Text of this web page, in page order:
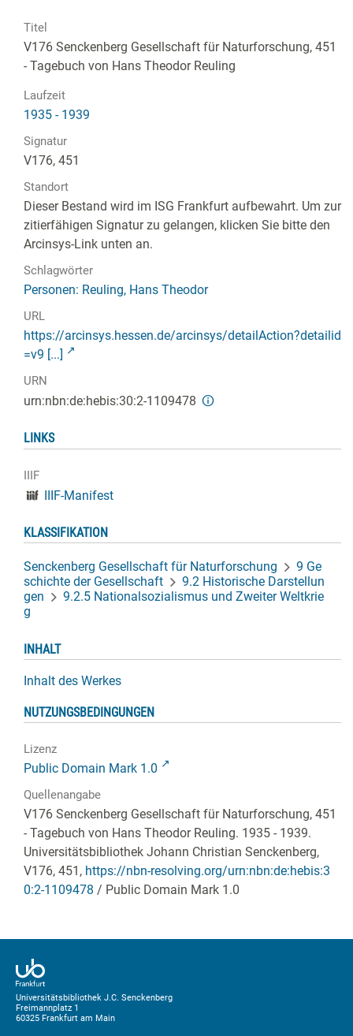
Titel
V176 Senckenberg Gesellschaft für Naturforschung, 451
- Tagebuch von Hans Theodor Reuling
Laufzeit
1935 - 1939
Signatur
V176, 451
Standort
Dieser Bestand wird im ISG Frankfurt aufbewahrt. Um zur
zitierfähigen Signatur zu gelangen, klicken Sie bitte den
Arcinsys-Link unten an.
Schlagwörter
Personen: Reuling, Hans Theodor
URL
https://arcinsys.hessen.de/arcinsys/detailAction?detailid
=v9 [...]
URN
urn:nbn:de:hebis:30:2-1109478
LINKS
IIIF
IIIF-Manifest
KLASSIFIKATION
Senckenberg Gesellschaft für Naturforschung
9 Ge
schichte der Gesellschaft
9.2 Historische Darstellun
gen
9.2.5 Nationalsozialismus und Zweiter Weltkrie
g
INHALT
Inhalt des Werkes
NUTZUNGSBEDINGUNGEN
Lizenz
Public Domain Mark 1.0
Quellenangabe
V176 Senckenberg Gesellschaft für Naturforschung, 451
- Tagebuch von Hans Theodor Reuling. 1935 - 1939.
Universitätsbibliothek Johann Christian Senckenberg,
V176, 451 , https://nbn-resolving.org/urn:nbn:de:hebis:3
0:2-1109478 / Public Domain Mark 1.0
Universitätsbibliothek J.C. Senckenberg
Freimannplatz 1
60325 Frankfurt am Main